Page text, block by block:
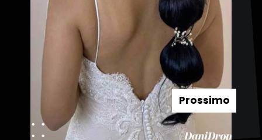
Prossimo